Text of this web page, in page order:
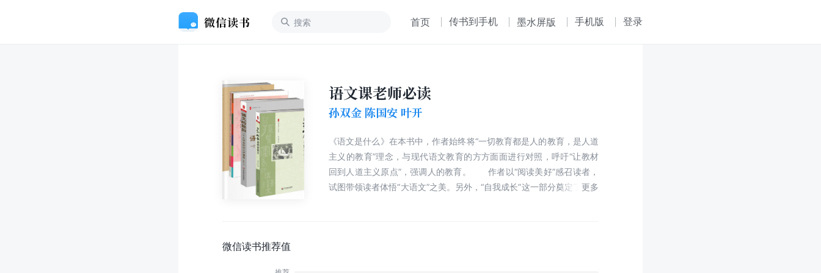
首页 传书到手机 墨水屏版 手机版 登录
语文课老师必读
孙双金 陈国安 叶开
《语文是什么》在本书中，作者始终将“一切教育都是人的教育，是人道
主义的教育”理念，与现代语文教育的方方面面进行对照，呼吁“让教材
回到人道主义原点”，强调人的教育。 作者以“阅读美好”感召读者，
试图带领读者体悟“大语文”之美。另外，“自我成长”这一部分奠定了全书
微信读书推荐值